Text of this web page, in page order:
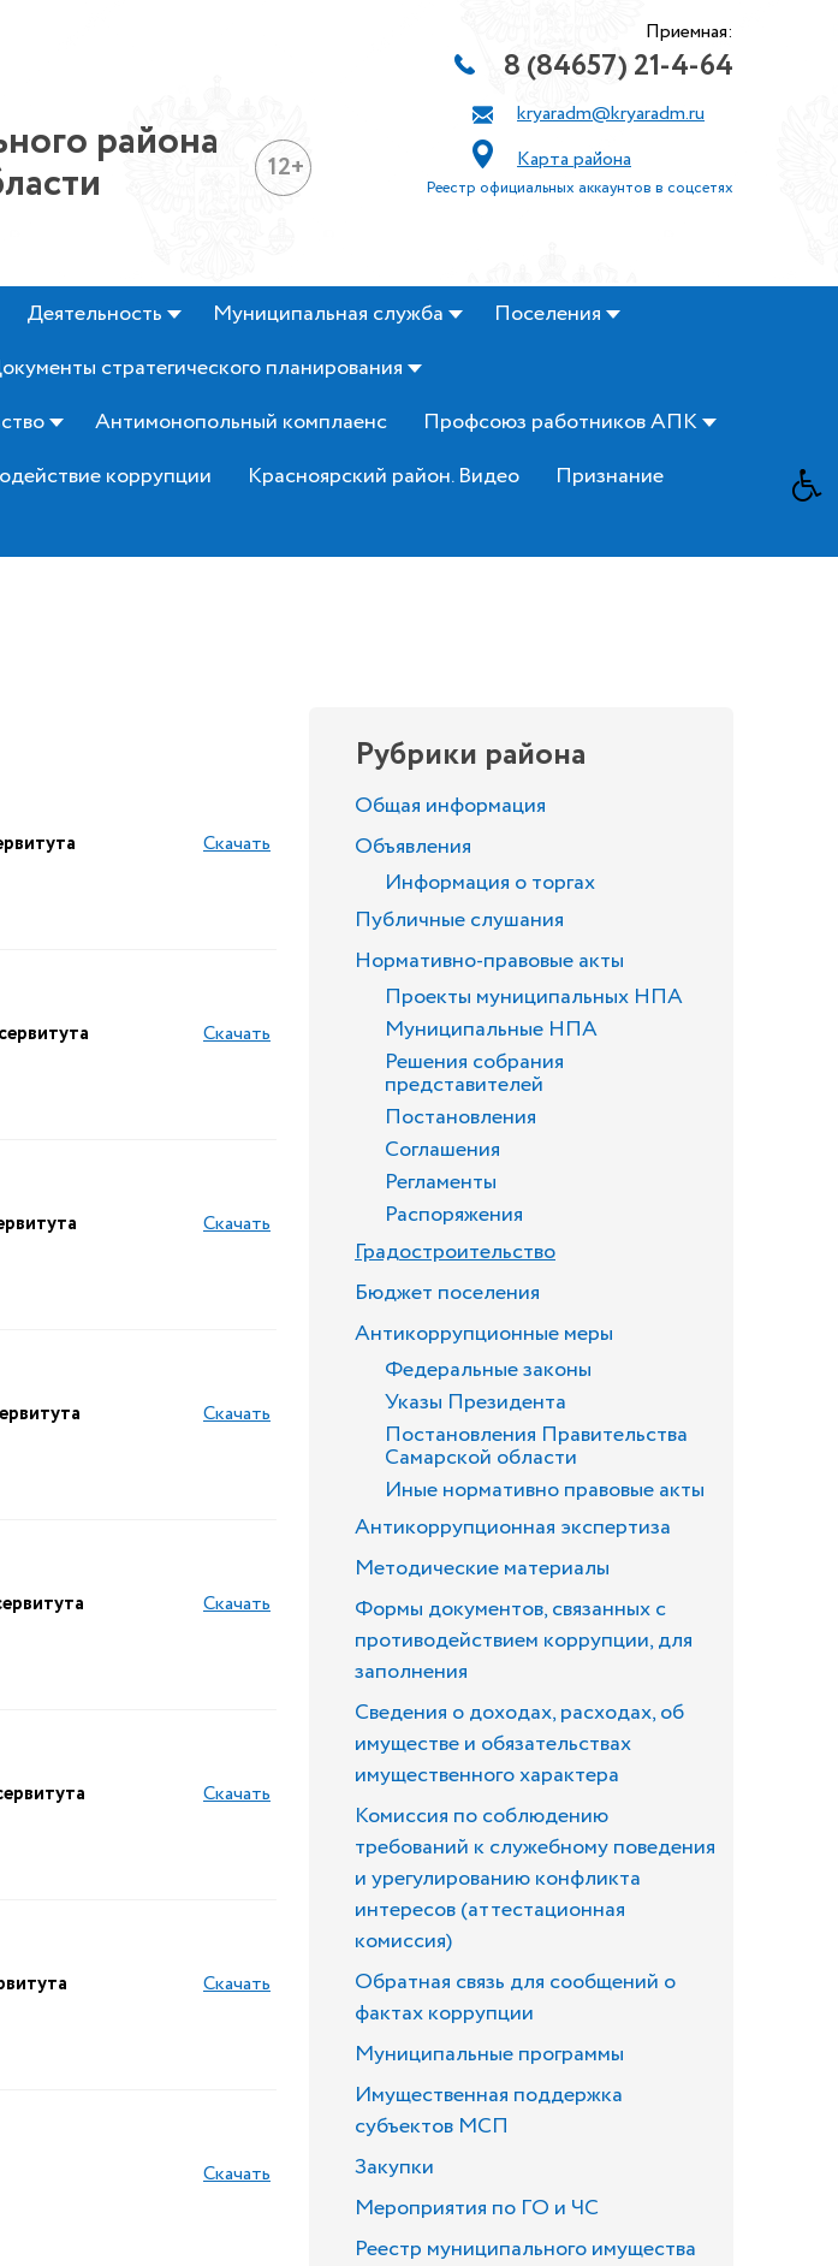
района 12+
Приемная:
8 (84657) 21-4-64
kryaradm@kryaradm.ru
Карта района
Реестр официальных аккаунтов в соцсетях
Деятельность Муниципальная служба
Поселения
стратегического планирования
Антимонопольный комплаенс
Профсоюз работников АПК
коррупции Красноярский район. Видео
Признание
Скачать
Скачать
Скачать
Скачать
Скачать
Скачать
Скачать
Скачать
Рубрики района
Общая информация
Объявления
Информация о торгах
Публичные слушания
Нормативно-правовые акты
Проекты муниципальных НПА
Муниципальные НПА
Решения собрания
представителей
Постановления
Соглашения
Регламенты
Распоряжения
Градостроительство
Бюджет поселения
Антикоррупционные меры
Федеральные законы
Указы Президента
Постановления Правительства
Самарской области
Иные нормативно правовые акты
Антикоррупционная экспертиза
Методические материалы
Формы документов, связанных с
противодействием коррупции, для
заполнения
Сведения о доходах, расходах, об
имуществе и обязательствах
имущественного характера
Комиссия по соблюдению
требований к служебному поведения
и урегулированию конфликта
интересов (аттестационная
комиссия)
Обратная связь для сообщений о
фактах коррупции
Муниципальные программы
Имущественная поддержка
субъектов МСП
Закупки
Мероприятия по ГО и ЧС
Реестр муниципального имущества